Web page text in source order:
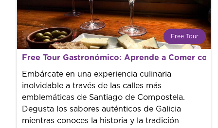
Free Tour
¿Qué es un FREE TOUR?
Tendencia mundial en rutas turísticas. Reserva sin coste
con un guía profesional. ¡El precio es libre! Por lo que al
finalizar la experiencia tú le pones el precio.
Free Tour Gastronómico: Aprende a Comer
Embárcate en una experiencia culinaria
inolvidable a través de las calles más
emblemáticas de Santiago de Compostela.
Degusta los sabores auténticos de Galicia
mientras conoces la historia y la tradición